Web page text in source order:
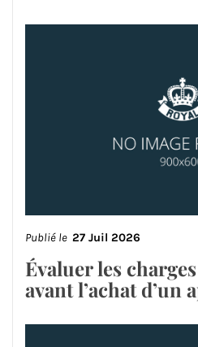
Publié le 27 Juil 2026
Évaluer les
avant l’achat d’un